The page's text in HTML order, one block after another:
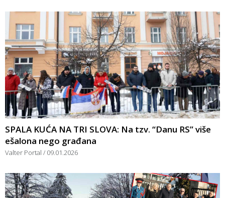
SPALA KUĆA NA TRI SLOVA: Na tzv. “Danu RS” više
ešalona nego građana
Valter Portal 09.01.2026